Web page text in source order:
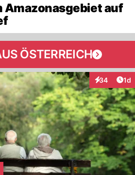
Amazonasgebiet auf
ÖSTERREICH
34
Interaktionen
1d